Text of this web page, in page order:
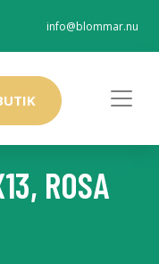
info@blommar.nu
ROSA